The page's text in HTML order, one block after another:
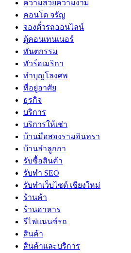
ความสวยความงาม
คอนโด จรัญ
จองตั๋วรถออนไลน์
ตู้คอนเทนเนอร์
ทันตกรรม
ทัวร์อเมริกา
ทำบุญโลงศพ
ที่อยู่อาศัย
ธุรกิจ
บริการ
บริการให้เช่า
บ้านมือสองรามอินทรา
บ้านลำลูกกา
รับซื้อสินค้า
รับทำ SEO
รับทำเว็บไซต์ เชียงใหม่
ร้านค้า
ร้านอาหาร
รีไฟแนนซ์รถ
สินค้า
สินค้าและบริการ